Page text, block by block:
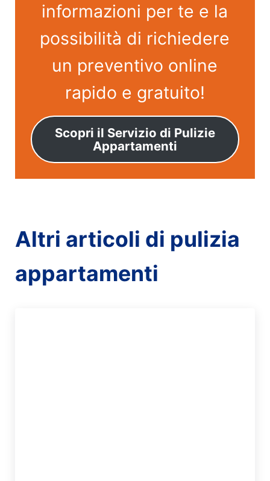
informazioni per te e la
possibilità di richiedere
un preventivo online
rapido e gratuito!
Scopri il Servizio di Pulizie
Appartamenti
Altri articoli di pulizia
appartamenti